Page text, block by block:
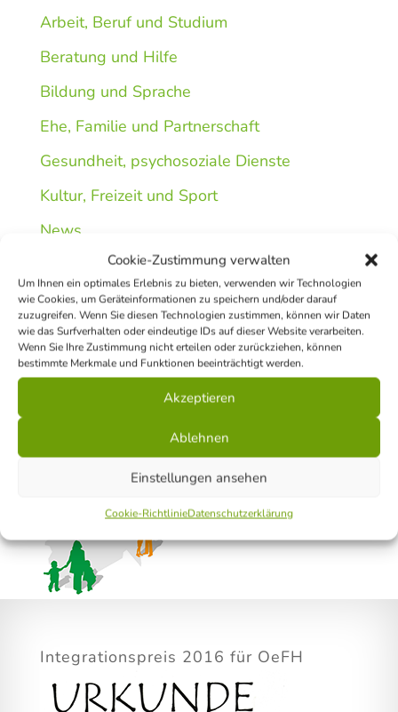
Cookie-Zustimmung verwalten
Um Ihnen ein optimales Erlebnis zu bieten, verwenden wir Technologien
wie Cookies, um Geräteinformationen zu speichern und/oder darauf
zuzugreifen. Wenn Sie diesen Technologien zustimmen, können wir Daten
wie das Surfverhalten oder eindeutige IDs auf dieser Website verarbeiten.
Wenn Sie Ihre Zustimmung nicht erteilen oder zurückziehen, können
bestimmte Merkmale und Funktionen beeinträchtigt werden.
Akzeptieren
Ablehnen
Einstellungen ansehen
Cookie-RichtlinieDatenschutzerklärung
Arbeit, Beruf und Studium
Beratung und Hilfe
Bildung und Sprache
Ehe, Familie und Partnerschaft
Gesundheit, psychosoziale Dienste
Kultur, Freizeit und Sport
News
Social Media Follow
Facebook
Twitter
Integrationspreis 2016 für OeFH